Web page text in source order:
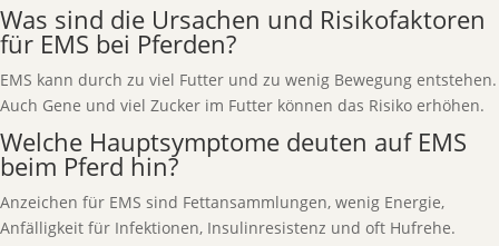
Was sind die Ursachen und Risikofaktoren
für EMS bei Pferden?
EMS kann durch zu viel Futter und zu wenig Bewegung entstehen.
Auch Gene und viel Zucker im Futter können das Risiko erhöhen.
Welche Hauptsymptome deuten auf EMS
beim Pferd hin?
Anzeichen für EMS sind Fettansammlungen, wenig Energie,
Anfälligkeit für Infektionen, Insulinresistenz und oft Hufrehe.